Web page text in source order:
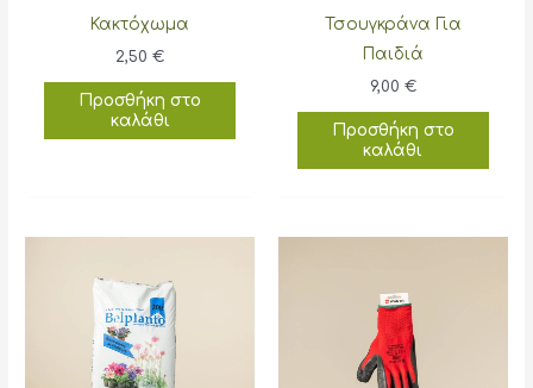
Κακτόχωμα
2,50€
Προσθήκη στο
καλάθι
Τσουγκράνα Για
Παιδιά
9,00 €
Προσθήκη στο
καλάθι